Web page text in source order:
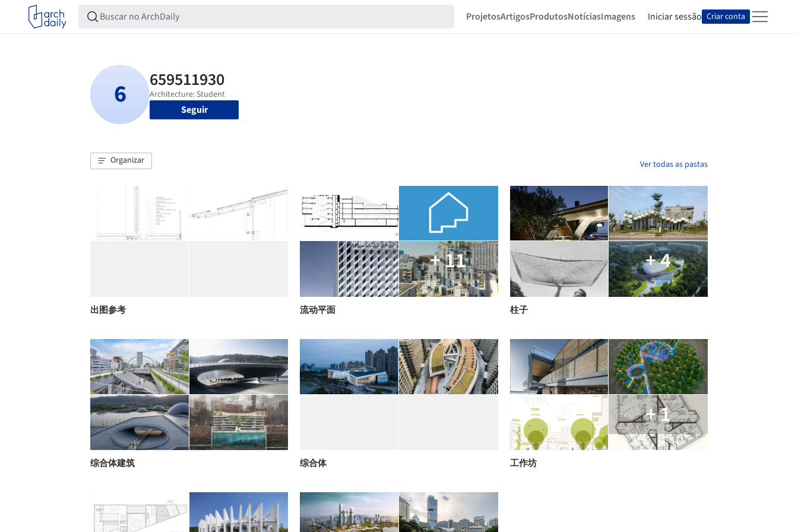
ProjetosArtigosProdutosNotíciasImagens Iniciar sessão Criar conta
Seguir
Organizar Ver todas as pastas
出图参考
+ 11
流动平面
+ 4
柱子
综合体建筑 综合体
+ 1
工作坊